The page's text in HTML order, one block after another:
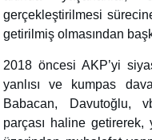
gerçekleştirilmesi
getirilmiş olmasından
2018 öncesi AKP’yi
yanlısı ve kumpas
Babacan, Davutoğlu,
parçası haline getirerek,